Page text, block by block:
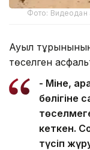
Фото: Видеодан
Ауыл
төселген
- Міне,
бөлігіне
кеткен.
түсіп